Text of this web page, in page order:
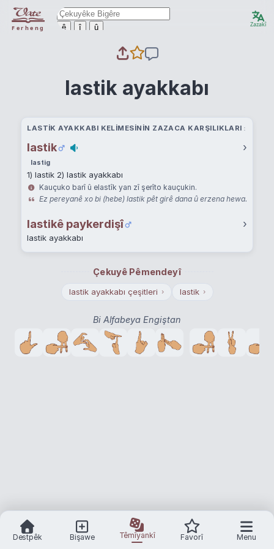
Ferheng ê î û Zazakî
lastik ayakkabı
LASTIK AYAKKABI KELIMESININ ZAZACA KARŞILIKLARI
lastik ›
lastig
1) lastik 2) lastik ayakkabı
Kauçuko barî û elastîk yan zî şerîto kauçukin.
Ez pereyanê xo bi (hebe) lastik pêt girê dana û erzena hewa.
lastikê paykerdişî ›
lastik ayakkabı
Çekuyê Pêmendeyî
lastik ayakkabı çeşitleri › lastik ›
Bi Alfabeya Engiştan
Destpêk Bişawe Têmîyankî Favorî Menu